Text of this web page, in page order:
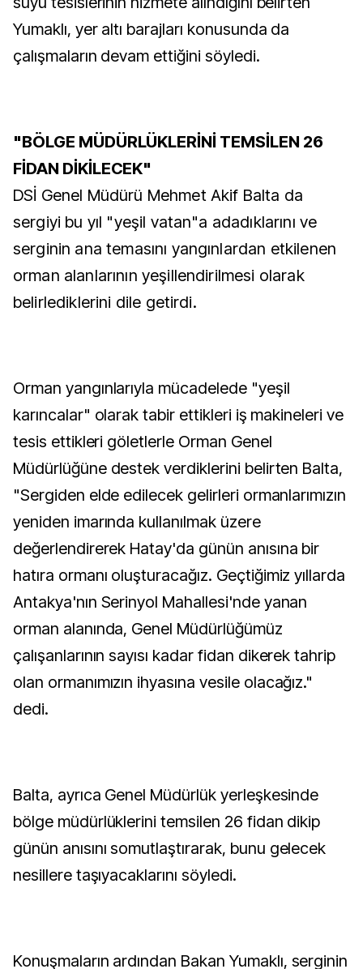
Yumaklı, yer altı barajları konusunda da
çalışmaların devam ettiğini söyledi.
"BÖLGE MÜDÜRLÜKLERİNİ TEMSİLEN 26
FİDAN DİKİLECEK"
DSİ Genel Müdürü Mehmet Akif Balta da
sergiyi bu yıl "yeşil vatan"a adadıklarını ve
serginin ana temasını yangınlardan etkilenen
orman alanlarının yeşillendirilmesi olarak
belirlediklerini dile getirdi.
Orman yangınlarıyla mücadelede "yeşil
karıncalar" olarak tabir ettikleri iş makineleri ve
tesis ettikleri göletlerle Orman Genel
Müdürlüğüne destek verdiklerini belirten Balta,
"Sergiden elde edilecek gelirleri ormanlarımızın
yeniden imarında kullanılmak üzere
değerlendirerek Hatay'da günün anısına bir
hatıra ormanı oluşturacağız. Geçtiğimiz yıllarda
Antakya'nın Serinyol Mahallesi'nde yanan
orman alanında, Genel Müdürlüğümüz
çalışanlarının sayısı kadar fidan dikerek tahrip
olan ormanımızın ihyasına vesile olacağız."
dedi.
Balta, ayrıca Genel Müdürlük yerleşkesinde
bölge müdürlüklerini temsilen 26 fidan dikip
günün anısını somutlaştırarak, bunu gelecek
nesillere taşıyacaklarını söyledi.
Konuşmaların ardından Bakan Yumaklı, serginin